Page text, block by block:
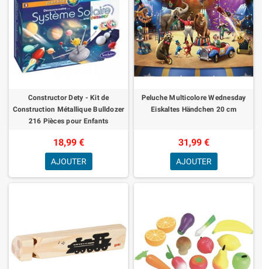
Constructor Dety - Kit de
Construction Métallique Bulldozer
216 Pièces pour Enfants
18,99 €
AJOUTER
Peluche Multicolore Wednesday
Eiskaltes Händchen 20 cm
31,99 €
AJOUTER